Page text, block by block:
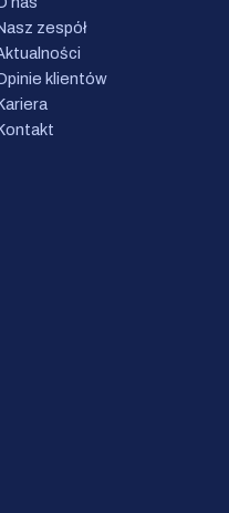
zespół
klientów